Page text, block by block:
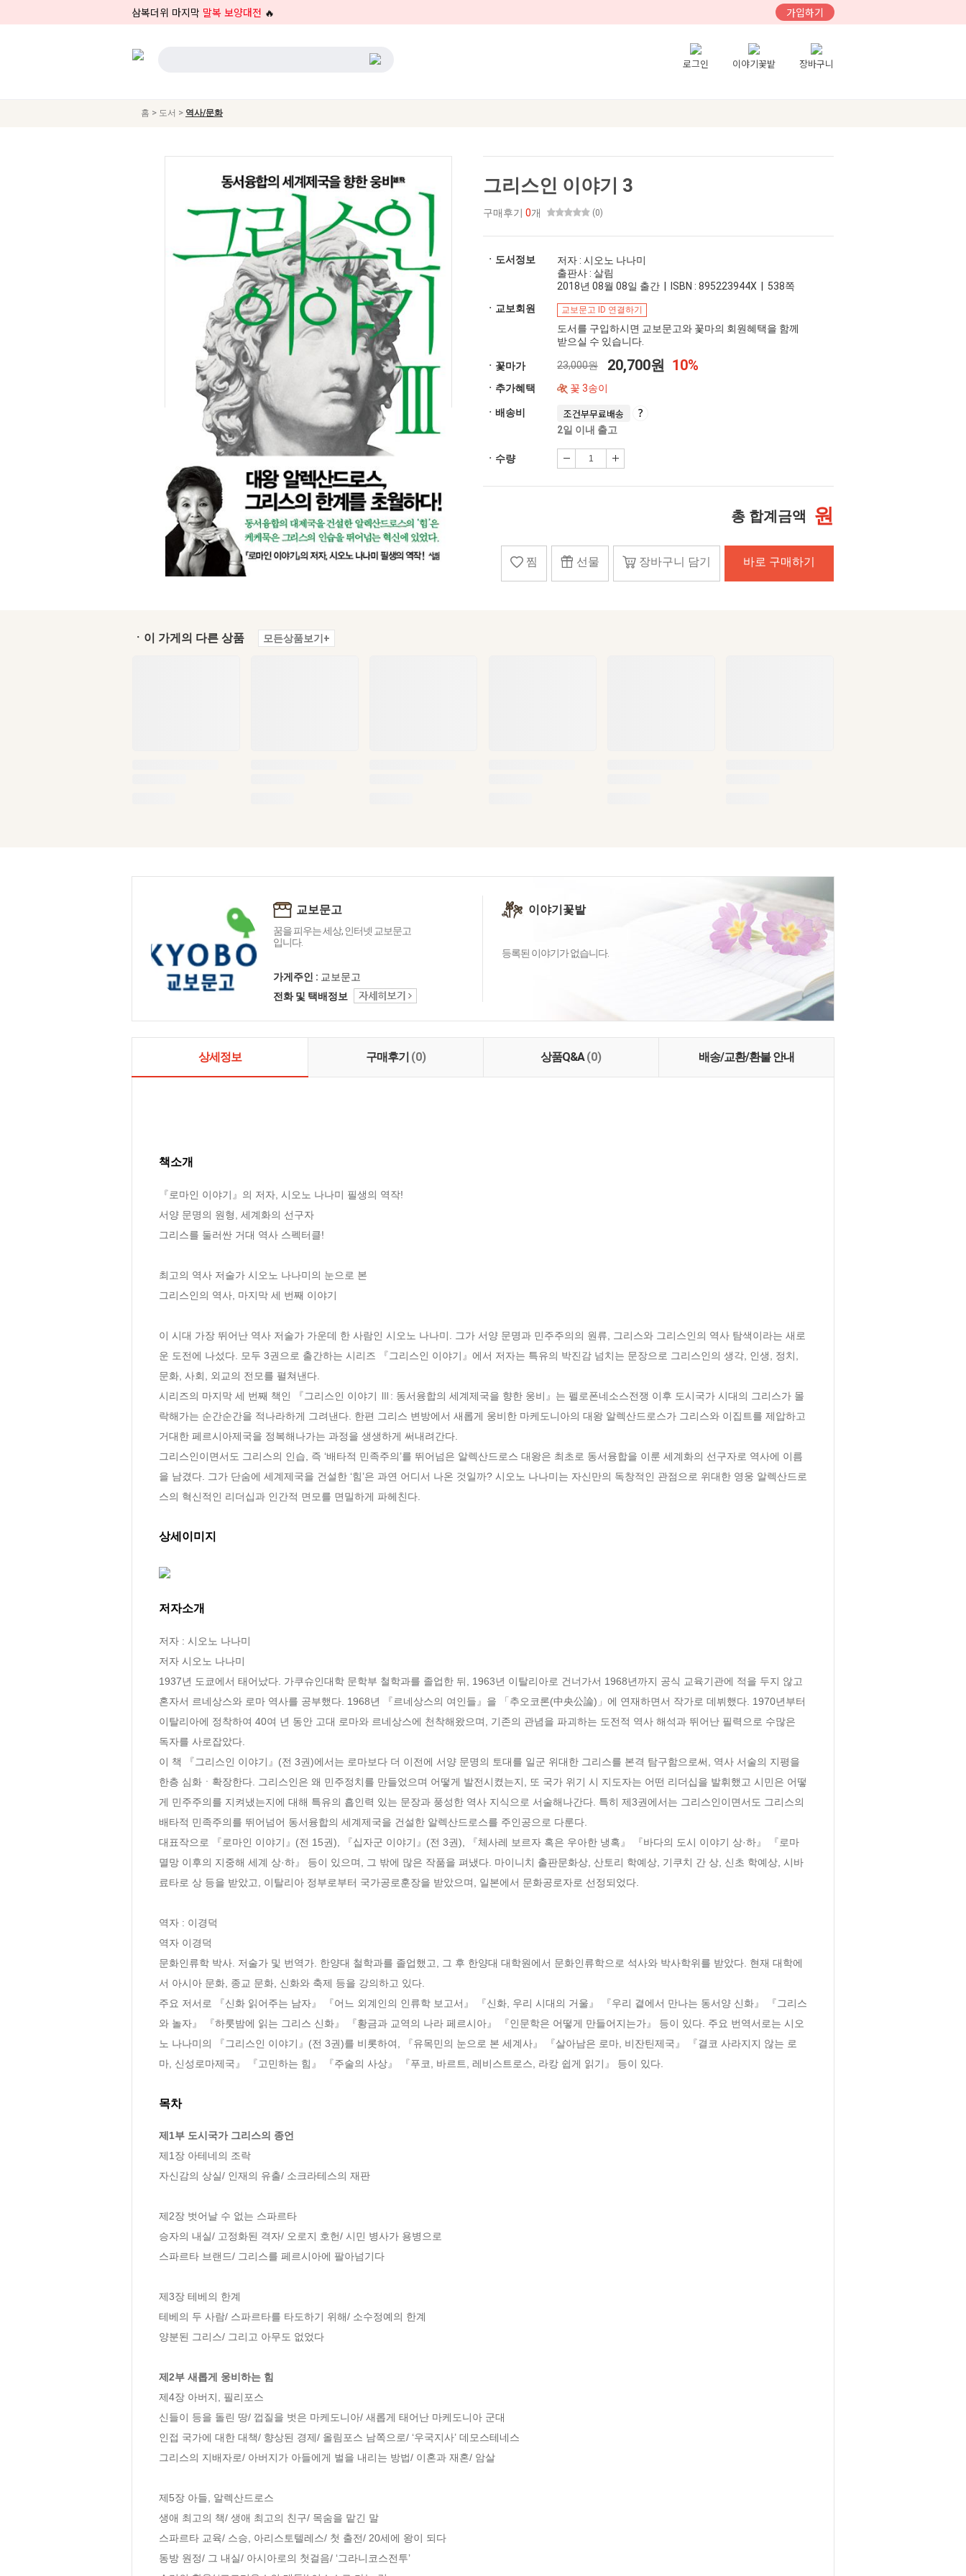
삼복더위 마지막 말복 보양대전 🔥 가입하기
로그인 이야기꽃밭 장바구니
홈 > 도서 > 역사/문화
그리스인 이야기 3
구매후기 0개 (0)
ㆍ도서정보
저자 : 시오노 나나미
출판사 : 살림
2018년 08월 08일 출간 | ISBN : 895223944X | 538쪽
ㆍ교보회원
교보문고 ID 연결하기
도서를 구입하시면 교보문고와 꽃마의 회원혜택을 함께
받으실 수 있습니다.
ㆍ꽃마가 23,000원 20,700원 10%
ㆍ추가혜택 꽃 3송이
ㆍ배송비 조건부무료배송
2일 이내 출고
ㆍ수량
총 합계금액 원
찜 선물 장바구니 담기 바로 구매하기
ㆍ이 가게의 다른 상품 모든상품보기+
교보문고
꿈을 피우는 세상, 인터넷 교보문고
입니다.
가게주인 : 교보문고
전화 및 택배정보
이야기꽃밭
등록된 이야기가 없습니다.
상세정보 구매후기 (0) 상품Q&A(0) 배송/교환/환불 안내
책소개
『로마인 이야기』의 저자, 시오노 나나미 필생의 역작!
서양 문명의 원형, 세계화의 선구자
그리스를 둘러싼 거대 역사 스펙터클!
최고의 역사 저술가 시오노 나나미의 눈으로 본
그리스인의 역사, 마지막 세 번째 이야기
이 시대 가장 뛰어난 역사 저술가 가운데 한 사람인 시오노 나나미. 그가 서양 문명과 민주주의의 원류, 그리스와 그리스인의 역사 탐색이라는 새로
운 도전에 나섰다. 모두 3권으로 출간하는 시리즈 『그리스인 이야기』에서 저자는 특유의 박진감 넘치는 문장으로 그리스인의 생각, 인생, 정치,
문화, 사회, 외교의 전모를 펼쳐낸다.
시리즈의 마지막 세 번째 책인 『그리스인 이야기 Ⅲ: 동서융합의 세계제국을 향한 웅비』는 펠로폰네소스전쟁 이후 도시국가 시대의 그리스가 몰
락해가는 순간순간을 적나라하게 그려낸다. 한편 그리스 변방에서 새롭게 웅비한 마케도니아의 대왕 알렉산드로스가 그리스와 이집트를 제압하고
거대한 페르시아제국을 정복해나가는 과정을 생생하게 써내려간다.
그리스인이면서도 그리스의 인습, 즉 ‘배타적 민족주의’를 뛰어넘은 알렉산드로스 대왕은 최초로 동서융합을 이룬 세계화의 선구자로 역사에 이름
을 남겼다. 그가 단숨에 세계제국을 건설한 ‘힘’은 과연 어디서 나온 것일까? 시오노 나나미는 자신만의 독창적인 관점으로 위대한 영웅 알렉산드로
스의 혁신적인 리더십과 인간적 면모를 면밀하게 파헤친다.
상세이미지
저자소개
저자 : 시오노 나나미
저자 시오노 나나미
1937년 도쿄에서 태어났다. 가쿠슈인대학 문학부 철학과를 졸업한 뒤, 1963년 이탈리아로 건너가서 1968년까지 공식 교육기관에 적을 두지 않고
혼자서 르네상스와 로마 역사를 공부했다. 1968년 『르네상스의 여인들』을 「추오코론(中央公論)」에 연재하면서 작가로 데뷔했다. 1970년부터
이탈리아에 정착하여 40여 년 동안 고대 로마와 르네상스에 천착해왔으며, 기존의 관념을 파괴하는 도전적 역사 해석과 뛰어난 필력으로 수많은
독자를 사로잡았다.
이 책 『그리스인 이야기』(전 3권)에서는 로마보다 더 이전에 서양 문명의 토대를 일군 위대한 그리스를 본격 탐구함으로써, 역사 서술의 지평을
한층 심화ㆍ확장한다. 그리스인은 왜 민주정치를 만들었으며 어떻게 발전시켰는지, 또 국가 위기 시 지도자는 어떤 리더십을 발휘했고 시민은 어떻
게 민주주의를 지켜냈는지에 대해 특유의 흡인력 있는 문장과 풍성한 역사 지식으로 서술해나간다. 특히 제3권에서는 그리스인이면서도 그리스의
배타적 민족주의를 뛰어넘어 동서융합의 세계제국을 건설한 알렉산드로스를 주인공으로 다룬다.
대표작으로 『로마인 이야기』(전 15권), 『십자군 이야기』(전 3권), 『체사레 보르자 혹은 우아한 냉혹』 『바다의 도시 이야기 상·하』 『로마
멸망 이후의 지중해 세계 상·하』 등이 있으며, 그 밖에 많은 작품을 펴냈다. 마이니치 출판문화상, 산토리 학예상, 기쿠치 간 상, 신초 학예상, 시바
료타로 상 등을 받았고, 이탈리아 정부로부터 국가공로훈장을 받았으며, 일본에서 문화공로자로 선정되었다.
역자 : 이경덕
역자 이경덕
문화인류학 박사. 저술가 및 번역가. 한양대 철학과를 졸업했고, 그 후 한양대 대학원에서 문화인류학으로 석사와 박사학위를 받았다. 현재 대학에
서 아시아 문화, 종교 문화, 신화와 축제 등을 강의하고 있다.
주요 저서로 『신화 읽어주는 남자』 『어느 외계인의 인류학 보고서』 『신화, 우리 시대의 거울』 『우리 곁에서 만나는 동서양 신화』 『그리스
와 놀자』 『하룻밤에 읽는 그리스 신화』 『황금과 교역의 나라 페르시아』 『인문학은 어떻게 만들어지는가』 등이 있다. 주요 번역서로는 시오
노 나나미의 『그리스인 이야기』(전 3권)를 비롯하여, 『유목민의 눈으로 본 세계사』 『살아남은 로마, 비잔틴제국』 『결코 사라지지 않는 로
마, 신성로마제국』 『고민하는 힘』 『주술의 사상』 『푸코, 바르트, 레비스트로스, 라캉 쉽게 읽기』 등이 있다.
목차
제1부 도시국가 그리스의 종언
제1장 아테네의 조락
자신감의 상실/ 인재의 유출/ 소크라테스의 재판
제2장 벗어날 수 없는 스파르타
승자의 내실/ 고정화된 격자/ 오로지 호헌/ 시민 병사가 용병으로
스파르타 브랜드/ 그리스를 페르시아에 팔아넘기다
제3장 테베의 한계
테베의 두 사람/ 스파르타를 타도하기 위해/ 소수정예의 한계
양분된 그리스/ 그리고 아무도 없었다
제2부 새롭게 웅비하는 힘
제4장 아버지, 필리포스
신들이 등을 돌린 땅/ 껍질을 벗은 마케도니아/ 새롭게 태어난 마케도니아 군대
인접 국가에 대한 대책/ 향상된 경제/ 올림포스 남쪽으로/ ‘우국지사’ 데모스테네스
그리스의 지배자로/ 아버지가 아들에게 벌을 내리는 방법/ 이혼과 재혼/ 암살
제5장 아들, 알렉산드로스
생애 최고의 책/ 생애 최고의 친구/ 목숨을 맡긴 말
스파르타 교육/ 스승, 아리스토텔레스/ 첫 출전/ 20세에 왕이 되다
동방 원정/ 그 내실/ 아시아로의 첫걸음/ ‘그라니코스전투’